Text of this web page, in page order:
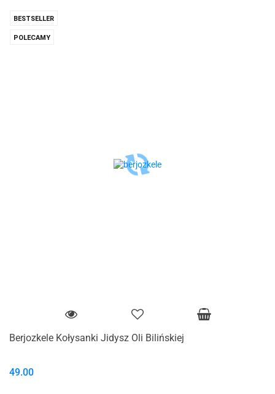
BESTSELLER
POLECAMY
Berjozkele Kołysanki Jidysz Oli Bilińskiej
49.00